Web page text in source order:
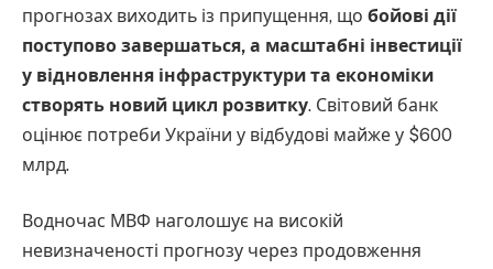
прогнозах виходить із припущення, що бойові дії
поступово завершаться, а масштабні інвестиції
у відновлення інфраструктури та економіки
створять новий цикл розвитку. Світовий банк
оцінює потреби України у відбудові майже у $600
млрд.
Водночас МВФ наголошує на високій
невизначеності прогнозу через продовження